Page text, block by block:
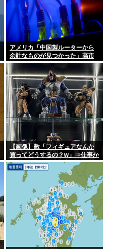
アメリカ「中国製ルーターから
余計なものが見つかった」高市
どうするのこれ
【画像】敵「フィギュアなんか
買ってどうするの？w」⇒仕事か
ら疲れて帰ってきて家にこんな
棚があったら疲れが吹き飛ぶだ